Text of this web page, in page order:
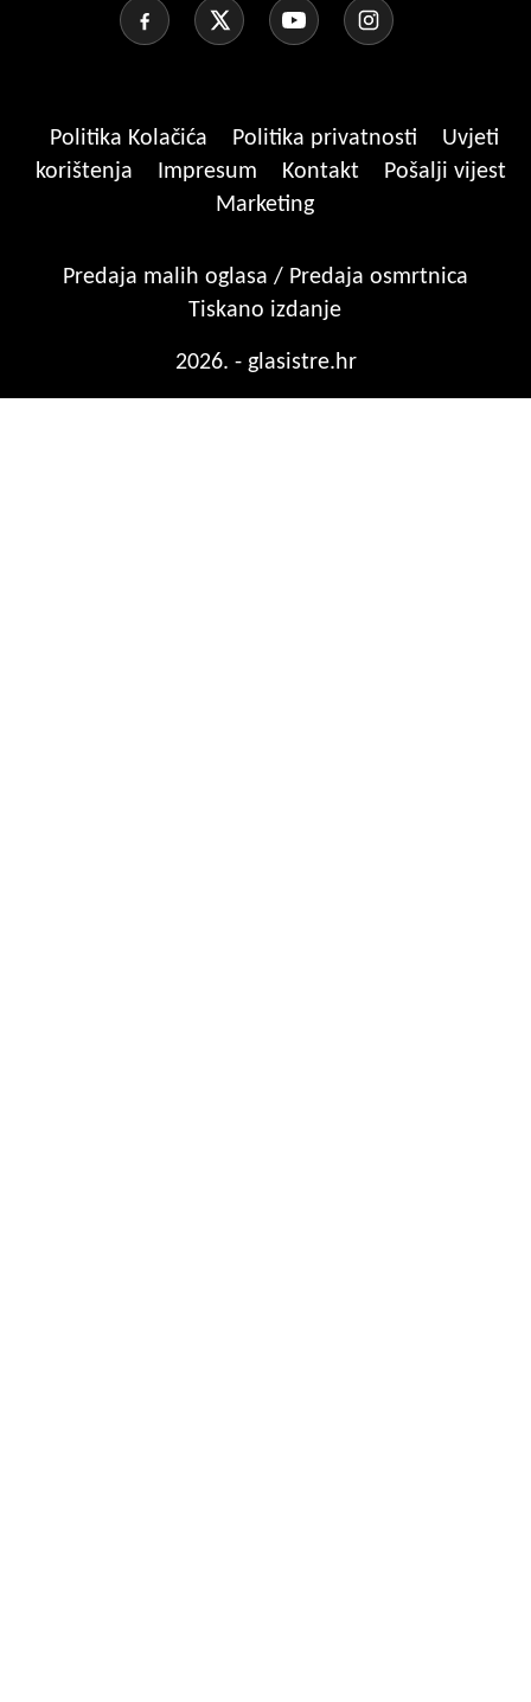
Politika Kolačića Politika privatnosti
Uvjeti
korištenja
Impresum Kontakt
Pošalji vijest
Marketing
Predaja malih oglasa / Predaja osmrtnica
Tiskano izdanje
2026. - glasistre.hr